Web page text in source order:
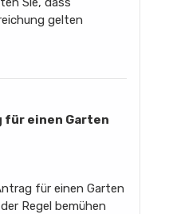
gelten
für einen Garten
für einen Garten
Regel bemühen